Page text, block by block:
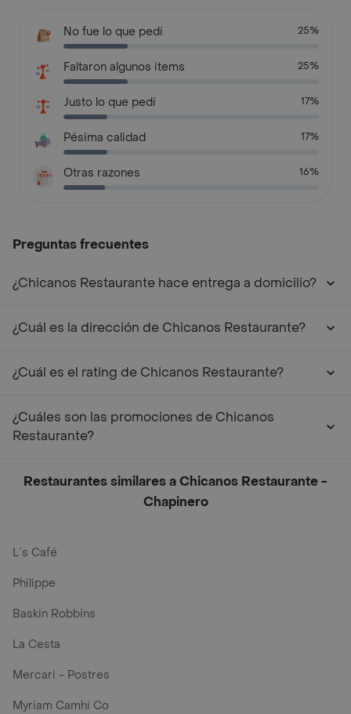
No fue lo que pedí 25%
Faltaron algunos items 25%
Justo lo que pedí 17%
Pésima calidad 17%
Otras razones 16%
Preguntas frecuentes
¿Chicanos Restaurante hace entrega a domicilio?
¿Cuál es la dirección de Chicanos Restaurante?
¿Cuál es el rating de Chicanos Restaurante?
¿Cuáles son las promociones de Chicanos
Restaurante?
Restaurantes similares a Chicanos Restaurante -
Chapinero
L´s Café
Philippe
Baskin Robbins
La Cesta
Mercari - Postres
Myriam Camhi Co